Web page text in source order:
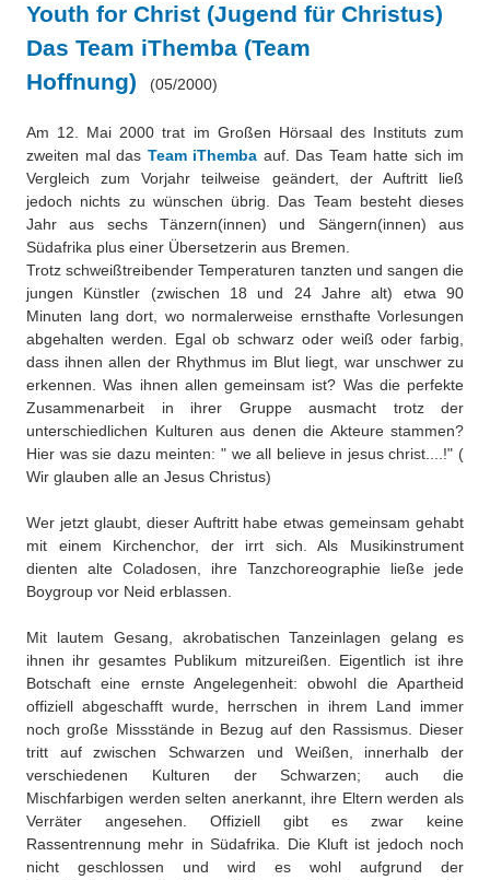
Berufsinformation
Über uns
Besonderheiten
Projekte
Eduthek
Benzolring online
Preisrätsel
Unsere Linktipps
Pressearchiv
Benzolring-Archiv
Youth for Christ (Jugend für Christus)
Das Team iThemba (Team
Hoffnung) (05/2000)
Am 12. Mai 2000 trat im Großen Hörsaal des Instituts zum
zweiten mal das Team iThemba auf. Das Team hatte sich im
Vergleich zum Vorjahr teilweise geändert, der Auftritt ließ
jedoch nichts zu wünschen übrig. Das Team besteht dieses
Jahr aus sechs Tänzern(innen) und Sängern(innen) aus
Südafrika plus einer Übersetzerin aus Bremen.
Trotz schweißtreibender Temperaturen tanzten und sangen die
jungen Künstler (zwischen 18 und 24 Jahre alt) etwa 90
Minuten lang dort, wo normalerweise ernsthafte Vorlesungen
abgehalten werden. Egal ob schwarz oder weiß oder farbig,
dass ihnen allen der Rhythmus im Blut liegt, war unschwer zu
erkennen. Was ihnen allen gemeinsam ist? Was die perfekte
Zusammenarbeit in ihrer Gruppe ausmacht trotz der
unterschiedlichen Kulturen aus denen die Akteure stammen?
Hier was sie dazu meinten: " we all believe in jesus christ....!" (
Wir glauben alle an Jesus Christus)
Wer jetzt glaubt, dieser Auftritt habe etwas gemeinsam gehabt
mit einem Kirchenchor, der irrt sich. Als Musikinstrument
dienten alte Coladosen, ihre Tanzchoreographie ließe jede
Boygroup vor Neid erblassen.
Mit lautem Gesang, akrobatischen Tanzeinlagen gelang es
ihnen ihr gesamtes Publikum mitzureißen. Eigentlich ist ihre
Botschaft eine ernste Angelegenheit: obwohl die Apartheid
offiziell abgeschafft wurde, herrschen in ihrem Land immer
noch große Missstände in Bezug auf den Rassismus. Dieser
tritt auf zwischen Schwarzen und Weißen, innerhalb der
verschiedenen Kulturen der Schwarzen; auch die
Mischfarbigen werden selten anerkannt, ihre Eltern werden als
Verräter angesehen. Offiziell gibt es zwar keine
Rassentrennung mehr in Südafrika. Die Kluft ist jedoch noch
nicht geschlossen und wird es wohl aufgrund der